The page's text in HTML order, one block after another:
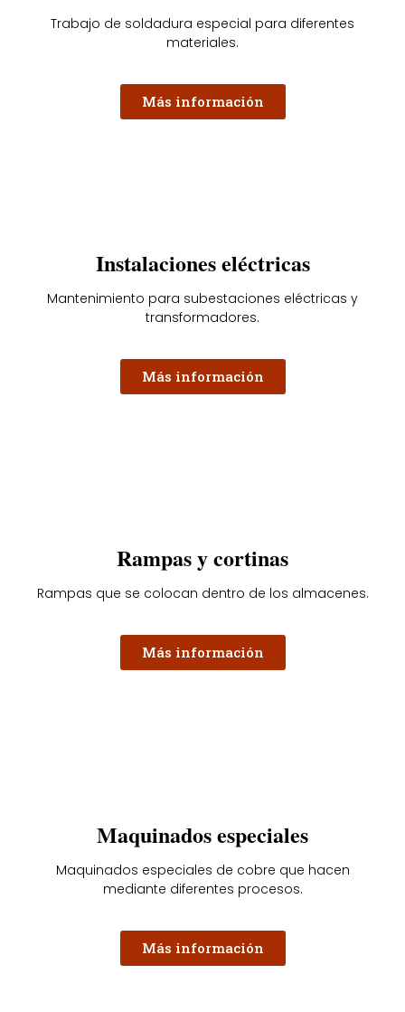
Trabajo de soldadura especial para diferentes
materiales.
Más información
Instalaciones eléctricas
Mantenimiento para subestaciones eléctricas y
transformadores.
Más información
Rampas y cortinas
Rampas que se colocan dentro de los almacenes.
Más información
Maquinados especiales
Maquinados especiales de cobre que hacen
mediante diferentes procesos.
Más información